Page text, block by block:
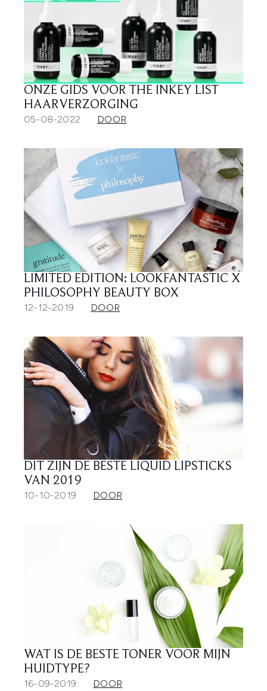
ONZE GIDS VOOR THE INKEY LIST
HAARVERZORGING
05-08-2022 DOOR
LIMITED EDITION: LOOKFANTASTIC X
PHILOSOPHY BEAUTY BOX
12-12-2019 DOOR
DIT ZIJN DE BESTE LIQUID LIPSTICKS
VAN 2019
10-10-2019 DOOR
WAT IS DE BESTE TONER VOOR MIJN
HUIDTYPE?
16-09-2019 DOOR